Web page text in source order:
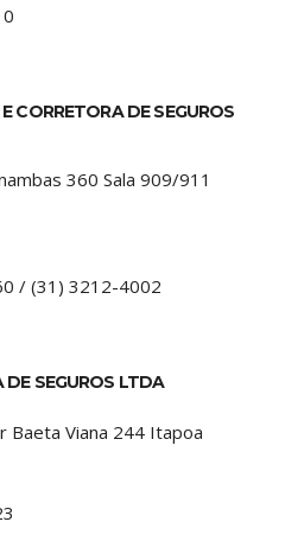
CORRETORA DE SEGUROS
360 Sala 909/911
/ (31) 3212-4002
DE SEGUROS LTDA
Baeta Viana 244 Itapoa